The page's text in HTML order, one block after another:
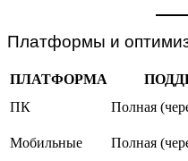
Платформы и
ПЛАТФОРМА
ПК
Полная
Мобильные Полная